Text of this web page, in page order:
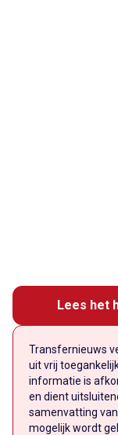
Lees het
Transfernieuws
uit vrij
informatie is
en dient
samenvatting
mogelijk wordt